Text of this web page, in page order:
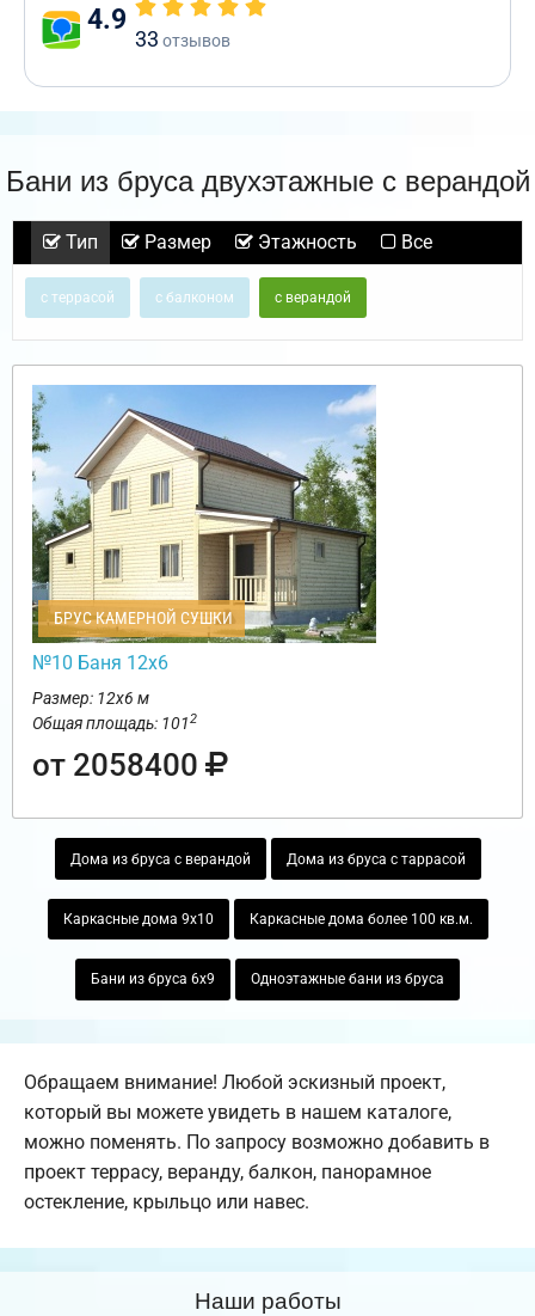
4.9
33 отзывов
Бани из бруса двухэтажные с верандой
Тип Размер Этажность Все
с террасой с балконом с верандой
БРУС КАМЕРНОЙ СУШКИ
№10 Баня 12х6
Размер: 12х6 м
Общая площадь: 1012
от 2058400
Дома из бруса с верандой Дома из бруса с таррасой
Каркасные дома 9х10 Каркасные дома более 100 кв.м.
Бани из бруса 6х9 Одноэтажные бани из бруса
Обращаем внимание! Любой эскизный проект,
который вы можете увидеть в нашем каталоге,
можно поменять. По запросу возможно добавить в
проект террасу, веранду, балкон, панорамное
остекление, крыльцо или навес.
Наши работы